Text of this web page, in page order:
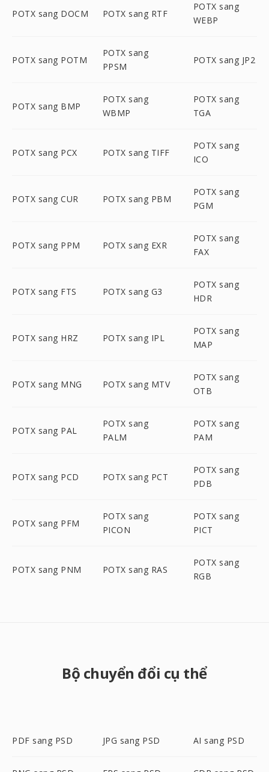
POTX sang DOCM POTX sang RTF
POTX sang
WEBP
POTX sang POTM
POTX sang
PPSM
POTX sang JP2
POTX sang BMP
POTX sang
WBMP
POTX sang
TGA
POTX sang PCX POTX sang TIFF
POTX sang
ICO
POTX sang CUR POTX sang PBM
POTX sang
PGM
POTX sang PPM POTX sang EXR
POTX sang
FAX
POTX sang FTS POTX sang G3
POTX sang
HDR
POTX sang HRZ POTX sang IPL
POTX sang
MAP
POTX sang MNG POTX sang MTV
POTX sang
OTB
POTX sang PAL
POTX sang
PALM
POTX sang
PAM
POTX sang PCD POTX sang PCT
POTX sang
PDB
POTX sang PFM
POTX sang
PICON
POTX sang
PICT
POTX sang PNM POTX sang RAS
POTX sang
RGB
Bộ chuyển đổi cụ thể
PDF sang PSD JPG sang PSD AI sang PSD